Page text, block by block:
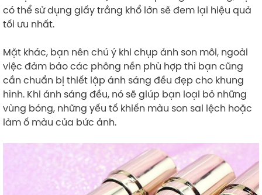
có thể sử dụng giấy trắng khổ lớn sẽ đem lại hiệu quả
tối ưu nhất.
Mặt khác, bạn nên chú ý khi chụp ảnh son môi, ngoài
việc đảm bảo các phông nền phù hợp thì bạn cũng
cần chuẩn bị thiết lập ánh sáng đều đẹp cho khung
hình. Khi ánh sáng đều, nó sẽ giúp bạn loại bỏ những
vùng bóng, những yếu tố khiến màu son sai lệch hoặc
làm ố màu của bức ảnh.